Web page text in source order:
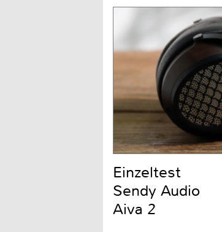
Einzeltest
Sendy Audio
Aiva 2